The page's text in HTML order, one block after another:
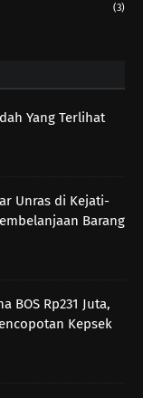
(3)
Yang Terlihat
Unras di Kejati-
Barang
BOS Rp231 Juta,
Kepsek